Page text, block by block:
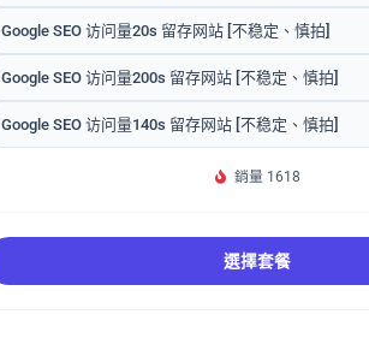
Google SEO 访问量20s 留存网站 [不稳定、慎拍]
Google SEO 访问量200s 留存网站 [不稳定、慎拍]
Google SEO 访问量140s 留存网站 [不稳定、慎拍]
銷量 1618
選擇套餐